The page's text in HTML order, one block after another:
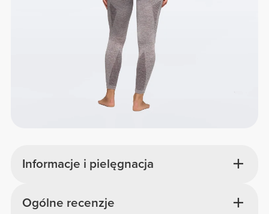
Informacje i pielęgnacja
Ogólne recenzje